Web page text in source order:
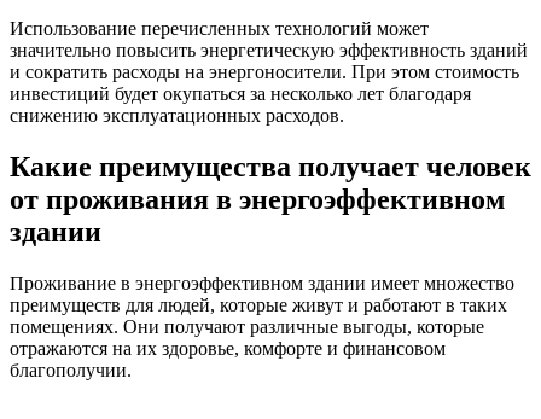
Использование перечисленных технологий может
значительно повысить энергетическую эффективность зданий
и сократить расходы на энергоносители. При этом стоимость
инвестиций будет окупаться за несколько лет благодаря
снижению эксплуатационных расходов.
Какие преимущества получает человек
от проживания в энергоэффективном
здании
Проживание в энергоэффективном здании имеет множество
преимуществ для людей, которые живут и работают в таких
помещениях. Они получают различные выгоды, которые
отражаются на их здоровье, комфорте и финансовом
благополучии.